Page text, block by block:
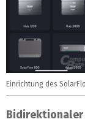
Einrichtung des
Bidirektionaler